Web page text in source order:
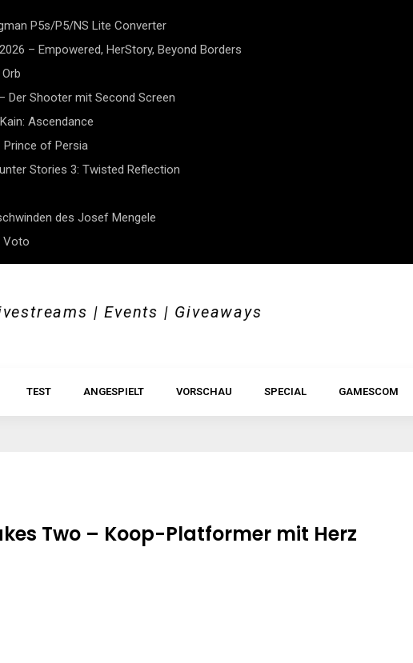
P5s/P5/NS Lite Converter
– Empowered, HerStory, Beyond Borders
Der Shooter mit Second Screen
Ascendance
Prince of Persia
Stories 3: Twisted Reflection
des Josef Mengele
Voto
| Events | Giveaways
TEST ANGESPIELT VORSCHAU SPECIAL GAMESCOM
Two – Koop-Platformer mit Herz